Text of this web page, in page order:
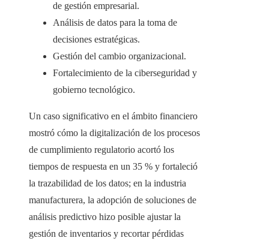
de gestión empresarial.
Análisis de datos para la toma de
decisiones estratégicas.
Gestión del cambio organizacional.
Fortalecimiento de la ciberseguridad y
gobierno tecnológico.
Un caso significativo en el ámbito financiero
mostró cómo la digitalización de los procesos
de cumplimiento regulatorio acortó los
tiempos de respuesta en un 35 % y fortaleció
la trazabilidad de los datos; en la industria
manufacturera, la adopción de soluciones de
análisis predictivo hizo posible ajustar la
gestión de inventarios y recortar pérdidas